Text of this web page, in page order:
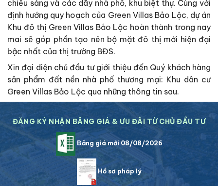
chiếu sáng và các dãy nhà phố, khu biệt thự. Cùng với
định hướng quy hoạch của Green Villas Bảo Lộc, dự án
Khu đô thị Green Villas Bảo Lộc hoàn thành trong nay
mai sẽ góp phần tạo nên bộ mặt đô thị mới hiện đại
bậc nhất của thị trường BĐS.
Xin đại diện chủ đầu tư giới thiệu đến Quý khách hàng
sản phẩm đất nền nhà phố thương mại: Khu dân cư
Green Villas Bảo Lộc qua những thông tin sau.
ĐĂNG KÝ NHẬN BẢNG GIÁ & ƯU ĐÃI TỪ CHỦ ĐẦU TƯ
Bảng giá mới 08/08/2026
Hồ sơ pháp lý